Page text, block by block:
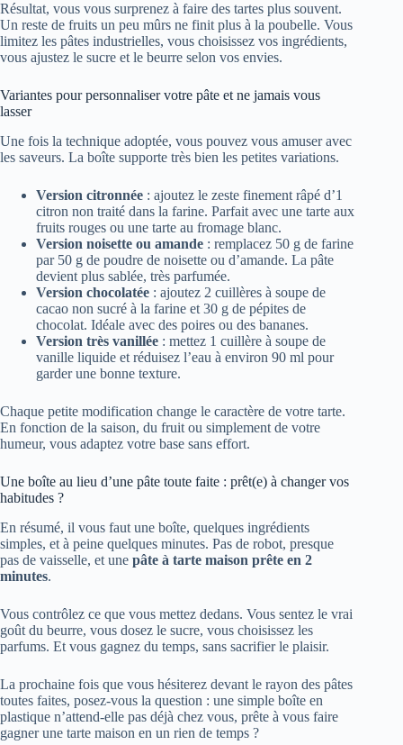
Résultat, vous vous surprenez à faire des tartes plus souvent.
Un reste de fruits un peu mûrs ne finit plus à la poubelle. Vous
limitez les pâtes industrielles, vous choisissez vos ingrédients,
vous ajustez le sucre et le beurre selon vos envies.
Variantes pour personnaliser votre pâte et ne jamais vous
lasser
Une fois la technique adoptée, vous pouvez vous amuser avec
les saveurs. La boîte supporte très bien les petites variations.
Version citronnée : ajoutez le zeste finement râpé d’1
citron non traité dans la farine. Parfait avec une tarte aux
fruits rouges ou une tarte au fromage blanc.
Version noisette ou amande : remplacez 50 g de farine
par 50 g de poudre de noisette ou d’amande. La pâte
devient plus sablée, très parfumée.
Version chocolatée : ajoutez 2 cuillères à soupe de
cacao non sucré à la farine et 30 g de pépites de
chocolat. Idéale avec des poires ou des bananes.
Version très vanillée : mettez 1 cuillère à soupe de
vanille liquide et réduisez l’eau à environ 90 ml pour
garder une bonne texture.
Chaque petite modification change le caractère de votre tarte.
En fonction de la saison, du fruit ou simplement de votre
humeur, vous adaptez votre base sans effort.
Une boîte au lieu d’une pâte toute faite : prêt(e) à changer vos
habitudes ?
En résumé, il vous faut une boîte, quelques ingrédients
simples, et à peine quelques minutes. Pas de robot, presque
pas de vaisselle, et une pâte à tarte maison prête en 2
minutes.
Vous contrôlez ce que vous mettez dedans. Vous sentez le vrai
goût du beurre, vous dosez le sucre, vous choisissez les
parfums. Et vous gagnez du temps, sans sacrifier le plaisir.
La prochaine fois que vous hésiterez devant le rayon des pâtes
toutes faites, posez-vous la question : une simple boîte en
plastique n’attend-elle pas déjà chez vous, prête à vous faire
gagner une tarte maison en un rien de temps ?